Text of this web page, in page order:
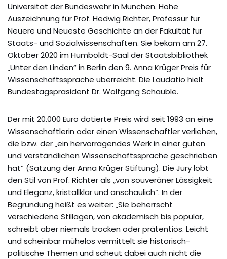
Universität der Bundeswehr in München. Hohe
Auszeichnung für Prof. Hedwig Richter, Professur für
Neuere und Neueste Geschichte an der Fakultät für
Staats- und Sozialwissenschaften. Sie bekam am 27.
Oktober 2020 im Humboldt-Saal der Staatsbibliothek
„Unter den Linden“ in Berlin den 9. Anna Krüger Preis für
Wissenschaftssprache überreicht. Die Laudatio hielt
Bundestagspräsident Dr. Wolfgang Schäuble.
Der mit 20.000 Euro dotierte Preis wird seit 1993 an eine
Wissenschaftlerin oder einen Wissenschaftler verliehen,
die bzw. der „ein hervorragendes Werk in einer guten
und verständlichen Wissenschaftssprache geschrieben
hat“ (Satzung der Anna Krüger Stiftung). Die Jury lobt
den Stil von Prof. Richter als „von souveräner Lässigkeit
und Eleganz, kristallklar und anschaulich“. In der
Begründung heißt es weiter: „Sie beherrscht
verschiedene Stillagen, von akademisch bis populär,
schreibt aber niemals trocken oder prätentiös. Leicht
und scheinbar mühelos vermittelt sie historisch-
politische Themen und scheut dabei auch nicht die